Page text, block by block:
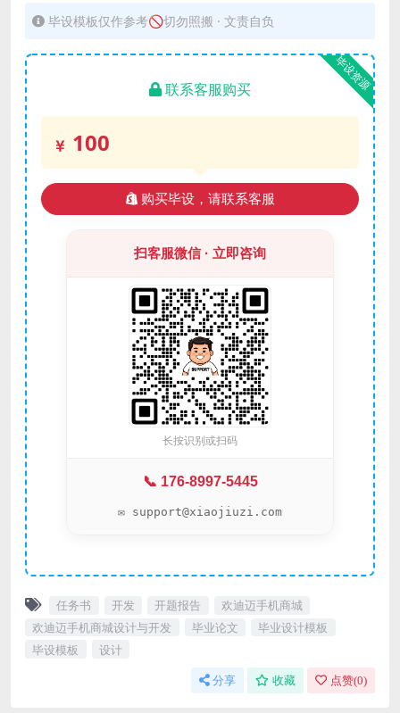
毕设模板仅作参考🚫切勿照搬 · 文责自负
毕设资源
联系客服购买
100
购买毕设，请联系客服
扫客服微信 · 立即咨询
长按识别或扫码
📞 176-8997-5445
✉️ support@xiaojiuzi.com
任务书 开发 开题报告
欢迪迈手机商城
欢迪迈手机商城设计与开发
毕业论文
毕业设计模板
毕设模板
设计
分享 收藏 点赞(0)